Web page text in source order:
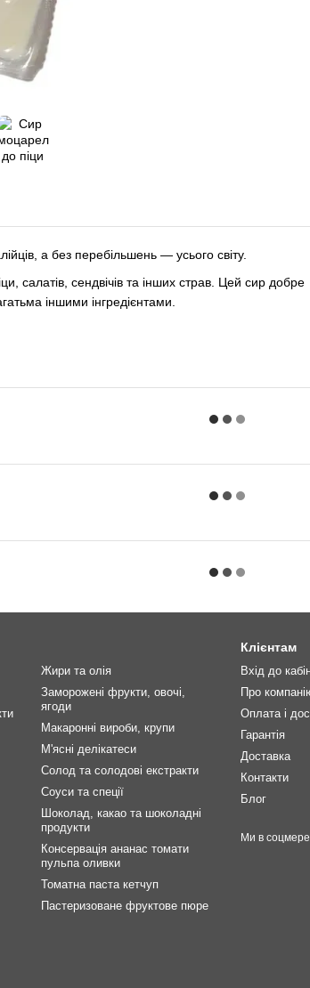
а без перебільшень — усього світу.
салатів, сендвічів та інших страв. Цей сир добре
іншими інгредієнтами.
Жири та олія
Заморожені фрукти, овочі,
ягоди
Макаронні вироби, крупи
М'ясні делікатеси
Солод та солодові екстракти
Соуси та спеції
Шоколад, какао та шоколадні
продукти
Консервація ананас томати
пульпа оливки
Томатна паста кетчуп
Пастеризоване фруктове пюре
Клієнтам
Вхід до
Про
Оплата і
Гарантія
Доставка
Контакти
Блог
Ми в